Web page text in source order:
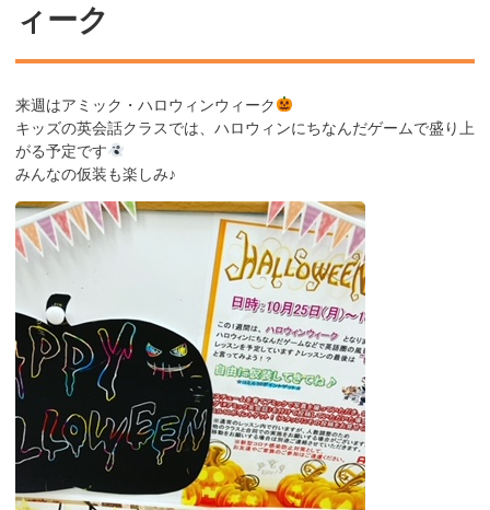
ィーク
来週はアミック・ハロウィンウィーク
キッズの英会話クラスでは、ハロウィンにちなんだゲームで盛り上
がる予定です
みんなの仮装も楽しみ♪